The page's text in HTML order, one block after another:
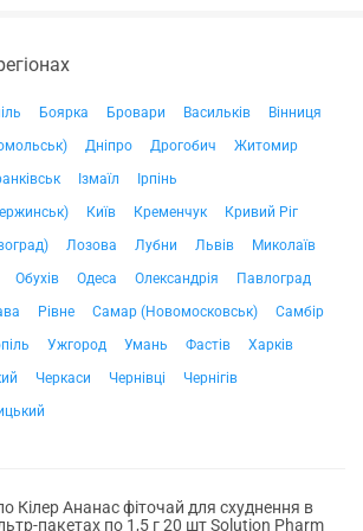
Боярка Бровари Васильків
Вінниця
Дніпро Дрогобич
Житомир
Ізмаїл
Ірпінь
Київ Кременчук
Кривий Ріг
Лозова Лубни Львів
Миколаїв
Обухів Одеса Олександрія
Павлоград
Рівне Самар (Новомосковськ)
Самбір
Ужгород Умань Фастів
Харків
Черкаси Чернівці
Чернігів
Кілер Ананас фіточай для схуднення в
пакетах по 1,5 г 20 шт Solution Pharm